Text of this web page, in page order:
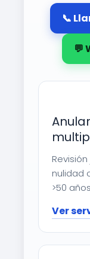
📞
💬
nulidad
>50
Ver